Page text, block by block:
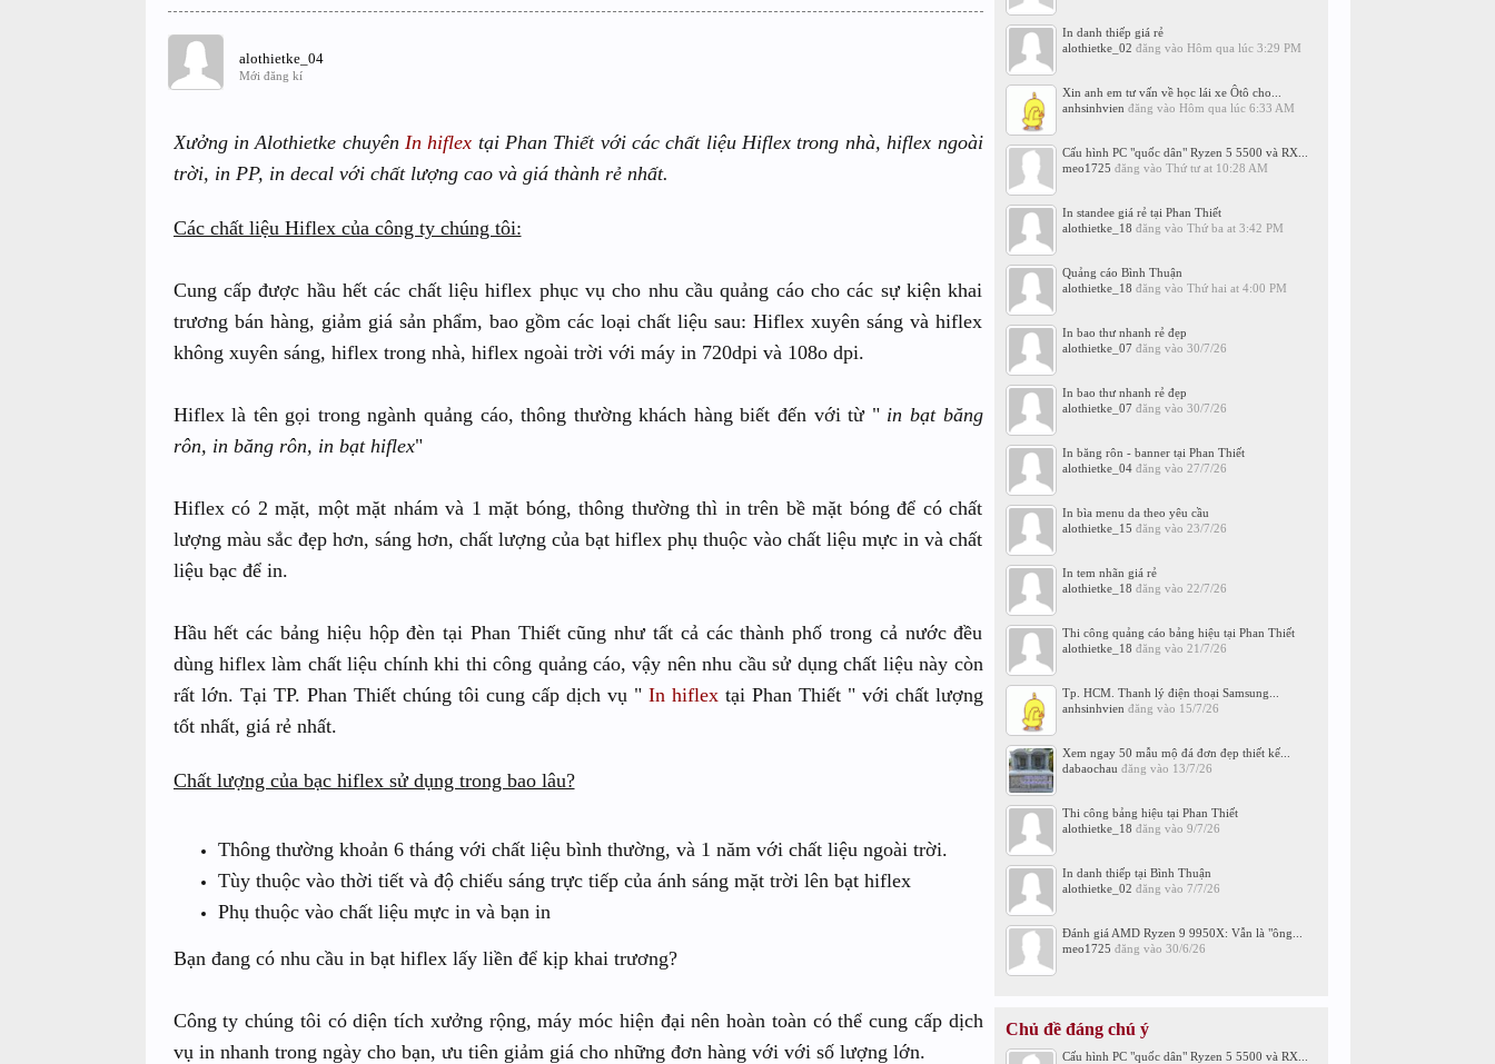
alothietke_04
Mới đăng kí
Xưởng in Alothietke chuyên In hiflex tại Phan Thiết với các chất liệu Hiflex trong nhà, hiflex ngoài
trời, in PP, in decal với chất lượng cao và giá thành rẻ nhất.
Các chất liệu Hiflex của công ty chúng tôi:
Cung cấp được hầu hết các chất liệu hiflex phục vụ cho nhu cầu quảng cáo cho các sự kiện khai
trương bán hàng, giảm giá sản phẩm, bao gồm các loại chất liệu sau: Hiflex xuyên sáng và hiflex
không xuyên sáng, hiflex trong nhà, hiflex ngoài trời với máy in 720dpi và 108o dpi.
Hiflex là tên gọi trong ngành quảng cáo, thông thường khách hàng biết đến với từ " in bạt băng
rôn, in băng rôn, in bạt hiflex"
Hiflex có 2 mặt, một mặt nhám và 1 mặt bóng, thông thường thì in trên bề mặt bóng để có chất
lượng màu sắc đẹp hơn, sáng hơn, chất lượng của bạt hiflex phụ thuộc vào chất liệu mực in và chất
liệu bạc để in.
Hầu hết các bảng hiệu hộp đèn tại Phan Thiết cũng như tất cả các thành phố trong cả nước đều
dùng hiflex làm chất liệu chính khi thi công quảng cáo, vậy nên nhu cầu sử dụng chất liệu này còn
rất lớn. Tại TP. Phan Thiết chúng tôi cung cấp dịch vụ " In hiflextại Phan Thiết " với chất lượng
tốt nhất, giá rẻ nhất.
Chất lượng của bạc hiflex sử dụng trong bao lâu?
Thông thường khoản 6 tháng với chất liệu bình thường, và 1 năm với chất liệu ngoài trời.
Tùy thuộc vào thời tiết và độ chiếu sáng trực tiếp của ánh sáng mặt trời lên bạt hiflex
Phụ thuộc vào chất liệu mực in và bạn in
Bạn đang có nhu cầu in bạt hiflex lấy liền để kịp khai trương?
Công ty chúng tôi có diện tích xưởng rộng, máy móc hiện đại nên hoàn toàn có thể cung cấp dịch
vụ in nhanh trong ngày cho bạn, ưu tiên giảm giá cho những đơn hàng với với số lượng lớn.
In danh thiếp giá rẻ
alothietke_02 đăng vào Hôm qua lúc 3:29 PM
Xin anh em tư vấn về học lái xe Ôtô cho...
anhsinhvien đăng vào Hôm qua lúc 6:33 AM
Cấu hình PC "quốc dân" Ryzen 5 5500 và RX...
meo1725 đăng vào Thứ tư at 10:28 AM
In standee giá rẻ tại Phan Thiết
alothietke_18 đăng vào Thứ ba at 3:42 PM
Quảng cáo Bình Thuận
alothietke_18 đăng vào Thứ hai at 4:00 PM
In bao thư nhanh rẻ đẹp
alothietke_07 đăng vào 30/7/26
In bao thư nhanh rẻ đẹp
alothietke_07 đăng vào 30/7/26
In băng rôn - banner tại Phan Thiết
alothietke_04đăng vào 27/7/26
In bìa menu da theo yêu cầu
alothietke_15 đăng vào 23/7/26
In tem nhãn giá rẻ
alothietke_18 đăng vào 22/7/26
Thi công quảng cáo bảng hiệu tại Phan Thiết
alothietke_18 đăng vào 21/7/26
Tp. HCM. Thanh lý điện thoại Samsung...
anhsinhvien đăng vào 15/7/26
Xem ngay 50 mẫu mộ đá đơn đẹp thiết kế...
dabaochau đăng vào 13/7/26
Thi công bảng hiệu tại Phan Thiết
alothietke_18 đăng vào 9/7/26
In danh thiếp tại Bình Thuận
alothietke_02 đăng vào 7/7/26
Đánh giá AMD Ryzen 9 9950X: Vẫn là "ông...
meo1725 đăng vào 30/6/26
Chủ đề đáng chú ý
Cấu hình PC "quốc dân" Ryzen 5 5500 và RX...